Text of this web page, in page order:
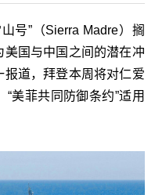
号”（Sierra Madre）搁
国与中国之间的潜在冲
道，拜登本周将对仁爱
美菲共同防御条约”适用